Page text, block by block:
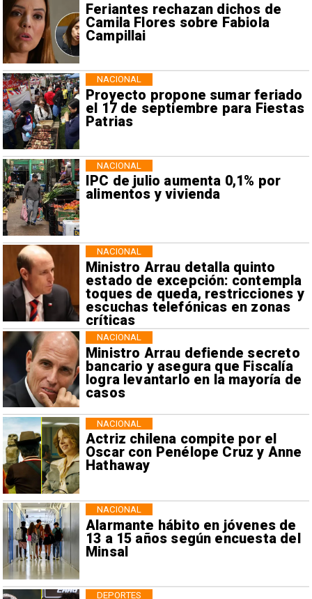
Feriantes rechazan dichos de
Camila Flores sobre Fabiola
Campillai
Proyecto propone sumar feriado
el 17 de septiembre para Fiestas
Patrias
NACIONAL
IPC de julio aumenta 0,1% por
alimentos y vivienda
NACIONAL
Ministro Arrau detalla quinto
estado de excepción: contempla
toques de queda, restricciones y
escuchas telefónicas en zonas
críticas
NACIONAL
Ministro Arrau defiende secreto
bancario y asegura que Fiscalía
logra levantarlo en la mayoría de
casos
NACIONAL
Actriz chilena compite por el
Oscar con Penélope Cruz y Anne
Hathaway
NACIONAL
Alarmante hábito en jóvenes de
13 a 15 años según encuesta del
Minsal
NACIONAL
DEPORTES